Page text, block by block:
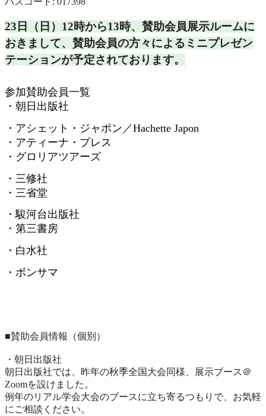
23日（日）12時から13時、 賛助会員展示ルームに
おきまして、 賛助会員の方々によるミニプレゼン
テーションが予定されております。
参加賛助会員一覧
・朝日出版社
・アシェット・ジャポン／Hachette Japon
・アティーナ・プレス
・グロリアツアーズ
・三修社
・三省堂
・駿河台出版社
・第三書房
・白水社
・ボンサマ
■賛助会員情報（個別）
・朝日出版社
朝日出版社では、昨年の秋季全国大会同様、展示ブース＠
Zoomを設けました。
例年のリアル学会大会のブースに立ち寄るつもりで、 お気軽
にご相談ください。